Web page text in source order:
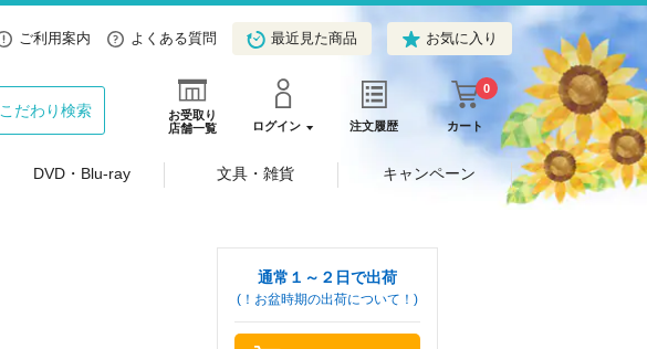
ご利用案内 よくある質問 最近見た商品 お気に入り
お受取り
店舗一覧
ログイン 注文履歴 カート
0
こだわり検索
DVD・Blu-ray 文具・雑貨 キャンペーン
通常１～２日で出荷
(！お盆時期の出荷について！)